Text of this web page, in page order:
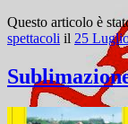
Questo articolo è
spettacoli il 25